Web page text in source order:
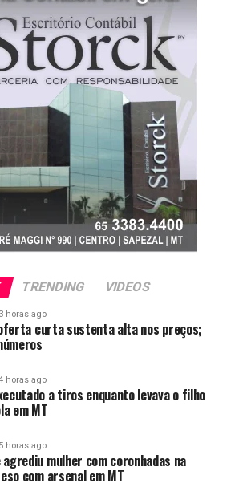
TRENDING VIDEOS
3 horas ago
curta sustenta alta nos preços;
horas ago
a tiros enquanto levava o filho
em MT
5 horas ago
agrediu mulher com coronhadas na
com arsenal em MT